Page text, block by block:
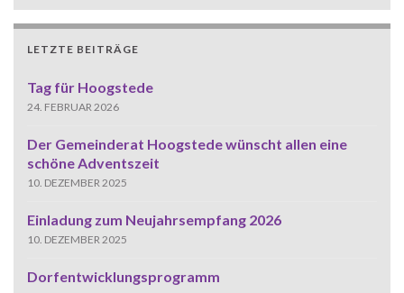
LETZTE BEITRÄGE
Tag für Hoogstede
24. FEBRUAR 2026
Der Gemeinderat Hoogstede wünscht allen eine
schöne Adventszeit
10. DEZEMBER 2025
Einladung zum Neujahrsempfang 2026
10. DEZEMBER 2025
Dorfentwicklungsprogramm